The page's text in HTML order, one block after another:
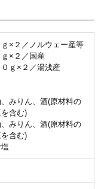
×２／ノルウェー産等
×２／国産
ｇ×２／湯浅産
みりん、酒(原材料の
含む)
みりん、酒(原材料の
含む)